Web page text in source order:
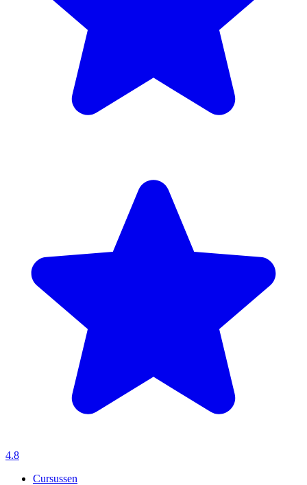
4.8
Cursussen